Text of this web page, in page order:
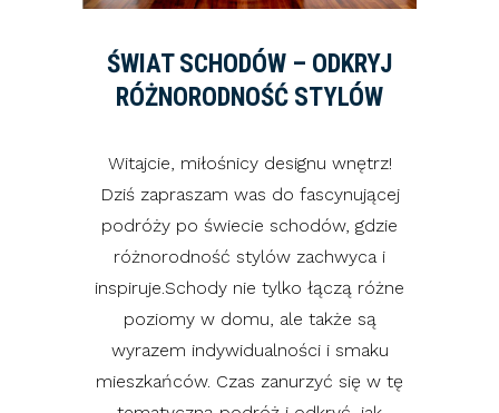
ŚWIAT SCHODÓW – ODKRYJ
RÓŻNORODNOŚĆ STYLÓW
Witajcie, miłośnicy designu wnętrz!
Dziś zapraszam was do fascynującej
podróży po świecie schodów, gdzie
różnorodność stylów zachwyca i
inspiruje.Schody nie tylko łączą różne
poziomy w domu, ale także są
wyrazem indywidualności i smaku
mieszkańców. Czas zanurzyć się w tę